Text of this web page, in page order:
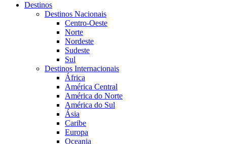
Destinos
Destinos Nacionais
Centro-Oeste
Norte
Nordeste
Sudeste
Sul
Destinos Internacionais
África
América Central
América do Norte
América do Sul
Ásia
Caribe
Europa
Oceania